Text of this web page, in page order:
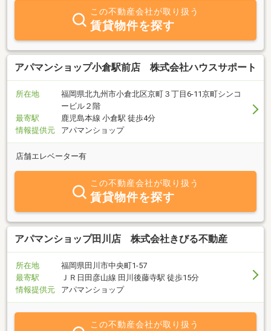
しく、買主様、売主様の安心・安全な取引のお手伝いを心掛けてお
ります。 不動産に関するご質問・ご相談などはお気軽にご連絡
この不動産会社が取り扱う
賃貸物件を探す
アパマンショップ小倉駅前店 株式会社ハウスサポート
所在地
福岡県北九州市小倉北区京町３丁目6-11京町シンコ
ービル２階
最寄駅
鹿児島本線 小倉駅 徒歩4分
情報提供元
アパマンショップ
店舗エレベーター有
この不動産会社が取り扱う
賃貸物件を探す
アパマンショップ田川店 株式会社きびる不動産
所在地
福岡県田川市中央町1-57
最寄駅
ＪＲ日田彦山線 田川後藤寺駅 徒歩15分
情報提供元
アパマンショップ
この不動産会社が取り扱う